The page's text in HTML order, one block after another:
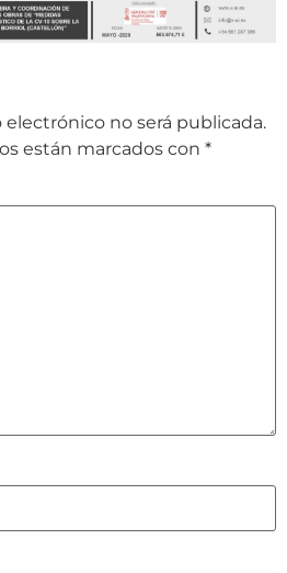
no será publicada.
están marcados con *